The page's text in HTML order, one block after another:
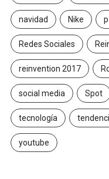
navidad Nike
Redes Sociales
reinvention 2017
social media Spot
tecnología
youtube